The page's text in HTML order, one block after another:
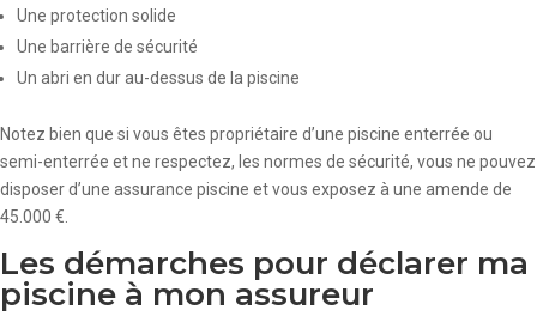
Une protection solide
Une barrière de sécurité
Un abri en dur au-dessus de la piscine
Notez bien que si vous êtes propriétaire d’une piscine enterrée ou
semi-enterrée et ne respectez, les normes de sécurité, vous ne pouvez
disposer d’une assurance piscine et vous exposez à une amende de
45.000 €.
Les démarches pour déclarer ma
piscine à mon assureur